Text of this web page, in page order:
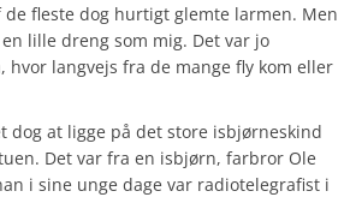
fleste dog hurtigt glemte larmen. Men
lille dreng som mig. Det var jo
langvejs fra de mange fly kom eller
dog at ligge på det store isbjørneskind
Det var fra en isbjørn, farbror Ole
i sine unge dage var radiotelegrafist i